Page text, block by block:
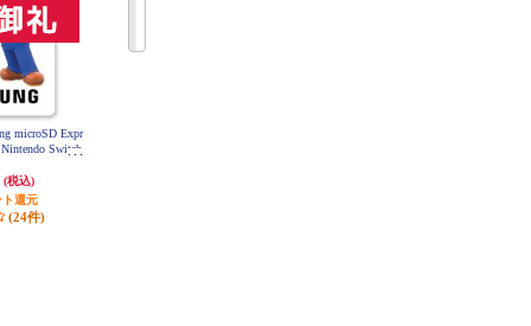
microSD Expr
Switch
(税込)
ト還元
(24件)